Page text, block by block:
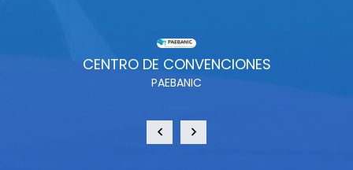
CENTRO DE CONVENCIONES
PAEBANIC